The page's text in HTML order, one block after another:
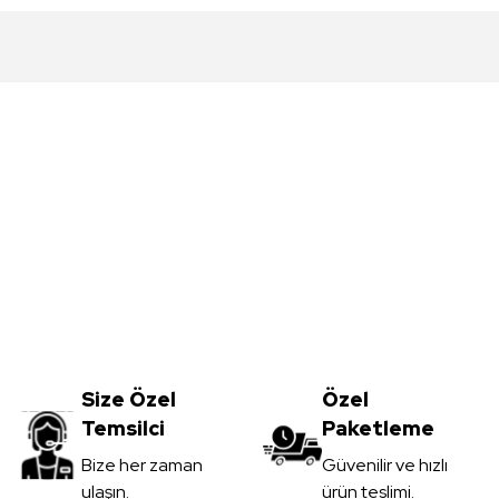
Gönder
3.450,00TL
KDV Dahil
Size Özel
Temsilci
Bize her zaman
ulaşın.
Özel
Paketleme
Güvenilir ve hızlı
ürün teslimi.